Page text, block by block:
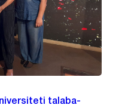
talaba-